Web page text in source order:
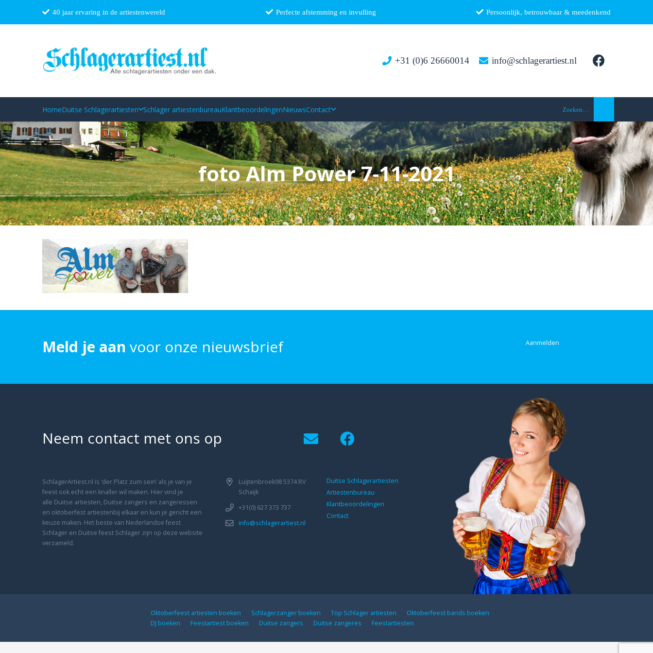
40 jaar ervaring in de artiestenwereld Perfecte afstemming en invulling Persoonlijk, betrouwbaar & meedenkend
+31 (0)6 26660014 info@schlagerartiest.nl
HomeDuitse Schlagerartiesten Schlager artiestenbureauKlantbeoordelingenNieuwsContact Zoeken…
foto Alm Power 7-11-2021
Meld je aan voor onze nieuwsbrief Aanmelden
Neem contact met ons op
SchlagerArtiest.nl is ‘der Platz zum sein’ als je van je
feest ook echt een knaller wil maken. Hier vind je
alle Duitse artiesten, Duitse zangers en zangeressen
en oktoberfest artiestenbij elkaar en kun je gericht een
keuze maken. Het beste van Nederlandse feest
Schlager en Duitse feest Schlager zijn op deze website
verzameld.
Luijtenbroek98 5374 RV
Schaijk
+31(0) 627 373 737
info@schlagerartiest.nl
Duitse Schlagerartiesten
Artiestenbureau
Klantbeoordelingen
Contact
Oktoberfeest artiesten boeken Schlagerzanger boeken Top Schlager artiesten
Oktoberfeest bands boeken
DJ boeken
Feestartiest boeken Duitse zangers Duitse zangeres Feestartiesten